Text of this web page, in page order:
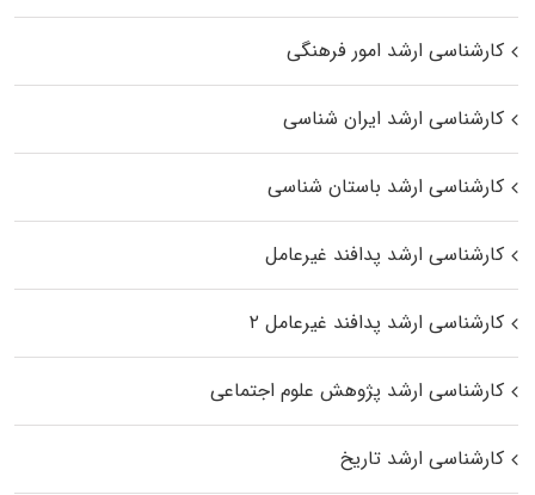
کارشناسی ارشد امور فرهنگی
کارشناسی ارشد ایران شناسی
کارشناسی ارشد باستان شناسی
کارشناسی ارشد پدافند غیرعامل
کارشناسی ارشد پدافند غیرعامل ۲
کارشناسی ارشد پژوهش علوم اجتماعی
کارشناسی ارشد تاریخ